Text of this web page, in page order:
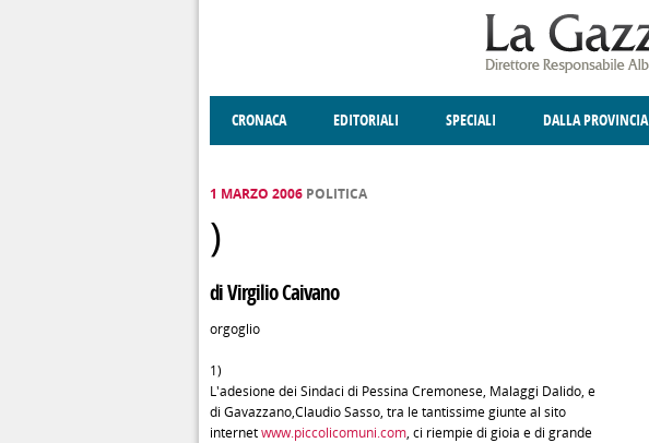
CRONACA EDITORIALI SPECIALI DALLA PROVINCIA
1 MARZO 2006 POLITICA
)
di Virgilio Caivano
orgoglio
1)
L'adesione dei Sindaci di Pessina Cremonese, Malaggi Dalido, e
di Gavazzano,Claudio Sasso, tra le tantissime giunte al sito
internetwww.piccolicomuni.com, ci riempie di gioia e di grande